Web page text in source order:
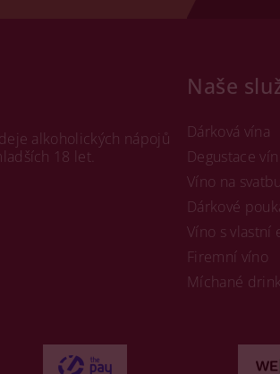
alkoholických nápojů
18 let.
Naše
Dárková vína
Degustace vín
Víno na svatbu
Dárkové
Víno s vlastní
Firemní víno
Míchané